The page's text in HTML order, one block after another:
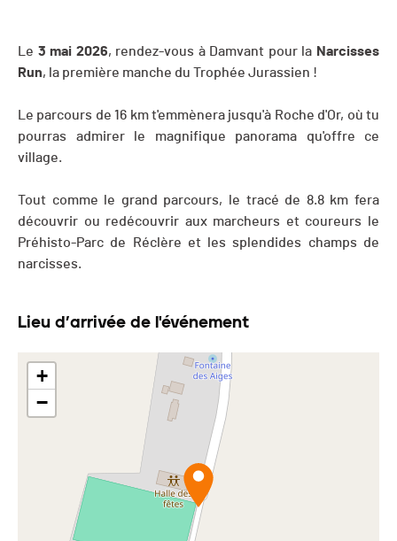
Le 3 mai 2026, rendez-vous à Damvant pour la Narcisses
Run, la première manche du Trophée Jurassien !
Le parcours de 16 km t'emmènera jusqu'à Roche d'Or, où tu
pourras admirer le magnifique panorama qu'offre ce
village.
Tout comme le grand parcours, le tracé de 8.8 km fera
découvrir ou redécouvrir aux marcheurs et coureurs le
Préhisto-Parc de Réclère et les splendides champs de
narcisses.
Lieu d’arrivée de l'événement
+
−